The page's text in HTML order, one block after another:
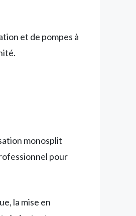
et de pompes à
monosplit
pour
la mise en